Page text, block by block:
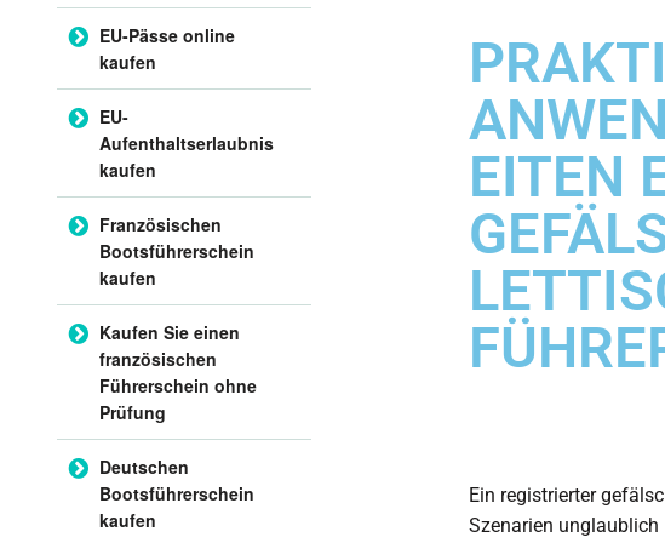
EITEN
Ein registrierter
Szenarien unglaublich
EU-Pässe online
kaufen
EU-
Aufenthaltserlaubnis
kaufen
Französischen
Bootsführerschein
kaufen
Kaufen Sie einen
französischen
Führerschein ohne
Prüfung
Deutschen
Bootsführerschein
kaufen